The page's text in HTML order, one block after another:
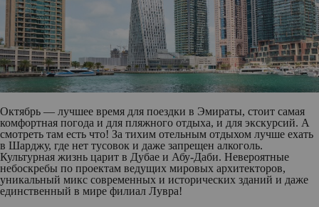
Октябрь — лучшее время для поездки в Эмираты, стоит самая
комфортная погода и для пляжного отдыха, и для экскурсий. А
смотреть там есть что! За тихим отельным отдыхом лучше ехать
в Шарджу, где нет тусовок и даже запрещен алкоголь.
Культурная жизнь царит в Дубае и Абу-Даби. Невероятные
небоскребы по проектам ведущих мировых архитекторов,
уникальный микс современных и исторических зданий и даже
единственный в мире филиал Лувра!